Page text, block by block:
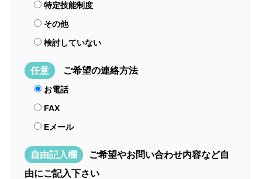
特定技能制度
その他
検討していない
任意 ご希望の連絡方法
お電話
FAX
Eメール
自由記入欄
ご希望やお問い合わせ内容など自
由にご記入下さい